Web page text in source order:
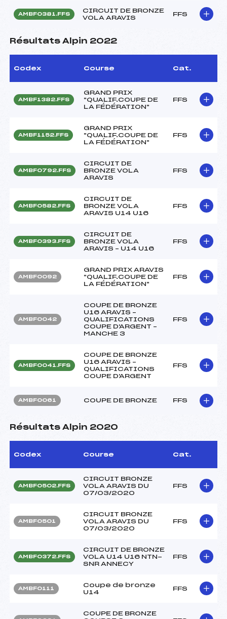
AMBF0381.FFS
CIRCUIT DE BRONZE
VOLA ARAVIS
FFS
Résultats Alpin 2022
Codex Course Cat.
AMBF1382.FFS
GRAND PRIX
"QUALIF.COUPE DE
LA FÉDÉRATION"
FFS
AMBF1152.FFS
GRAND PRIX
"QUALIF.COUPE DE
LA FÉDÉRATION"
FFS
AMBF0792.FFS
CIRCUIT DE
BRONZE VOLA
ARAVIS
FFS
AMBF0582.FFS
CIRCUIT DE
BRONZE VOLA
ARAVIS U14 U16
FFS
AMBF0393.FFS
CIRCUIT DE
BRONZE VOLA
ARAVIS – U14 U16
FFS
AMBF0092
GRAND PRIX ARAVIS
"QUALIF.COUPE DE
LA FÉDÉRATION"
FFS
AMBF0042
COUPE DE BRONZE
U16 ARAVIS –
QUALIFICATIONS
COUPE D'ARGENT –
MANCHE 3
FFS
AMBF0041.FFS
COUPE DE BRONZE
U16 ARAVIS –
QUALIFICATIONS
COUPE D'ARGENT
FFS
AMBF0061 COUPE DE BRONZE FFS
Résultats Alpin 2020
Codex Course Cat.
AMBF0502.FFS
CIRCUIT BRONZE
VOLA ARAVIS DU
07/03/2020
FFS
AMBF0501
CIRCUIT BRONZE
VOLA ARAVIS DU
07/03/2020
FFS
AMBF0372.FFS
CIRCUIT DE BRONZE
VOLA U14 U16 NTN-
SNR ANNECY
FFS
AMBF0111
Coupe de bronze
U14
FFS
COUPE DE BRONZE